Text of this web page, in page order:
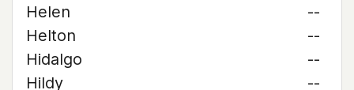
Helen
--
Helton
--
Hidalgo
--
Hildy
--